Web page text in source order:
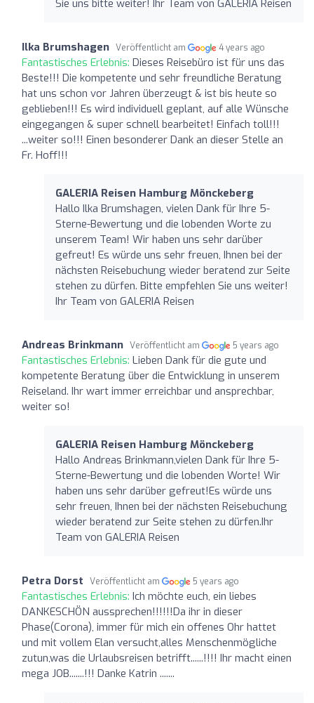
Sie uns bitte weiter! Ihr Team von GALERIA Reisen
Ilka Brumshagen Veröffentlicht am 4 years ago
Fantastisches Erlebnis: Dieses Reisebüro ist für uns das
Beste!!! Die kompetente und sehr freundliche Beratung
hat uns schon vor Jahren überzeugt & ist bis heute so
geblieben!!! Es wird individuell geplant, auf alle Wünsche
eingegangen & super schnell bearbeitet! Einfach toll!!!
...weiter so!!! Einen besonderer Dank an dieser Stelle an
Fr. Hoff!!!
GALERIA Reisen Hamburg Mönckeberg
Hallo Ilka Brumshagen, vielen Dank für Ihre 5-
Sterne-Bewertung und die lobenden Worte zu
unserem Team! Wir haben uns sehr darüber
gefreut! Es würde uns sehr freuen, Ihnen bei der
nächsten Reisebuchung wieder beratend zur Seite
stehen zu dürfen. Bitte empfehlen Sie uns weiter!
Ihr Team von GALERIA Reisen
Andreas Brinkmann Veröffentlicht am 5 years ago
Fantastisches Erlebnis: Lieben Dank für die gute und
kompetente Beratung über die Entwicklung in unserem
Reiseland. Ihr wart immer erreichbar und ansprechbar,
weiter so!
GALERIA Reisen Hamburg Mönckeberg
Hallo Andreas Brinkmann,vielen Dank für Ihre 5-
Sterne-Bewertung und die lobenden Worte! Wir
haben uns sehr darüber gefreut!Es würde uns
sehr freuen, Ihnen bei der nächsten Reisebuchung
wieder beratend zur Seite stehen zu dürfen.Ihr
Team von GALERIA Reisen
Petra Dorst Veröffentlicht am 5 years ago
Fantastisches Erlebnis: Ich möchte euch, ein liebes
DANKESCHÖN aussprechen!!!!!!Da ihr in dieser
Phase(Corona), immer für mich ein offenes Ohr hattet
und mit vollem Elan versucht,alles Menschenmögliche
zutun,was die Urlaubsreisen betrifft......!!!! Ihr macht einen
mega JOB.......!!! Danke Katrin .......